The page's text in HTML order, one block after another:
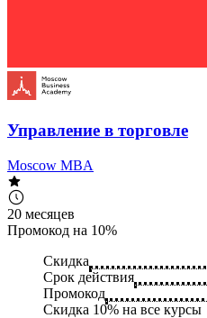
Управление в торговле
Moscow MBA
20 месяцев
Промокод на 10%
Скидка
Срок действия
Промокод
Скидка 10% на все курсы